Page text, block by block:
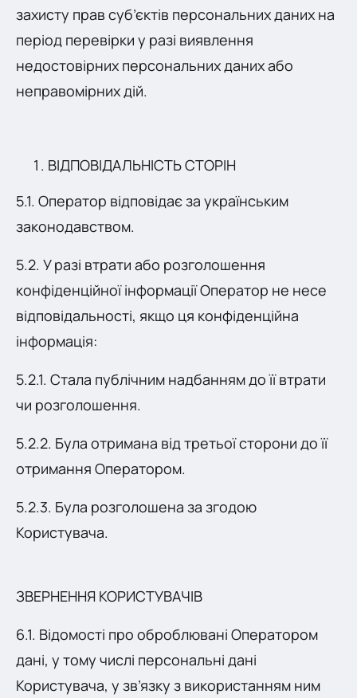
захисту прав суб’єктів персональних даних на
період перевірки у разі виявлення
недостовірних персональних даних або
неправомірних дій.
ВІДПОВІДАЛЬНІСТЬ СТОРІН
5.1. Оператор відповідає за українським
законодавством.
5.2. У разі втрати або розголошення
конфіденційної інформації Оператор не несе
відповідальності, якщо ця конфіденційна
інформація:
5.2.1. Стала публічним надбанням до її втрати
чи розголошення.
5.2.2. Була отримана від третьої сторони до її
отримання Оператором.
5.2.3. Була розголошена за згодою
Користувача.
ЗВЕРНЕННЯ КОРИСТУВАЧІВ
6.1. Відомості про оброблювані Оператором
дані, у тому числі персональні дані
Користувача, у зв’язку з використанням ним